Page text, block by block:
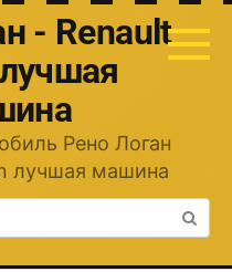
- Renault
Рено Логан
лучшая машина